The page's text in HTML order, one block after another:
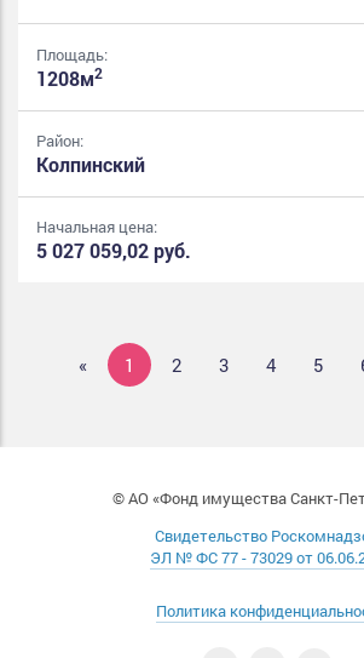
Площадь:
1208м2
Район:
Колпинский
Начальная цена:
5 027 059,02 руб.
« 1 2 3 4 5
© АО «Фонд имущества Санкт-
Свидетельство
ЭЛ № ФС 77 - 73029 от
Политика